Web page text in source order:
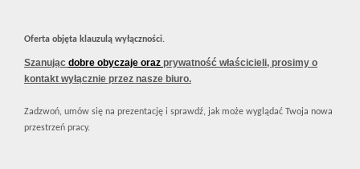
Oferta objęta klauzulą wyłączności.
Szanując dobre obyczaje oraz prywatność właścicieli, prosimy o
kontakt wyłącznie przez nasze biuro.
Zadzwoń, umów się na prezentację i sprawdź, jak może wyglądać Twoja nowa
przestrzeń pracy.